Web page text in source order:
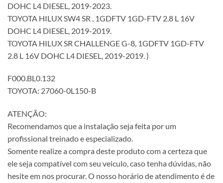
DOHC L4 DIESEL, 2019-2023.
TOYOTA HILUX SW4 SR , 1GDFTV 1GD-FTV 2.8 L 16V
DOHC L4 DIESEL, 2019-2019.
TOYOTA HILUX SR CHALLENGE G-8, 1GDFTV 1GD-FTV
2.8 L 16V DOHC L4 DIESEL, 2019-2019. )
F000.BL0.132
TOYOTA: 27060-0L150-B
ATENÇÃO:
Recomendamos que a instalação seja feita por um
profissional treinado e especializado.
Somente realize a compra deste produto com a certeza que
ele seja compatível com seu veiculo, caso tenha dúvidas, não
hesite em nos procurar. O nosso horário de atendimento é de